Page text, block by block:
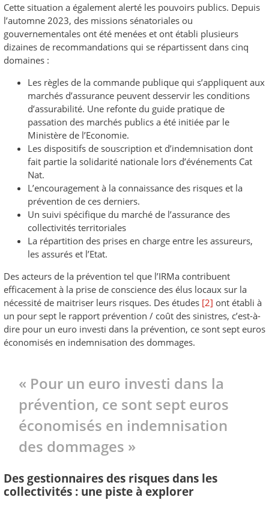
Cette situation a également alerté les pouvoirs publics. Depuis
l’automne 2023, des missions sénatoriales ou
gouvernementales ont été menées et ont établi plusieurs
dizaines de recommandations qui se répartissent dans cinq
domaines :
Les règles de la commande publique qui s’appliquent aux
marchés d’assurance peuvent desservir les conditions
d’assurabilité. Une refonte du guide pratique de
passation des marchés publics a été initiée par le
Ministère de l’Economie.
Les dispositifs de souscription et d’indemnisation dont
fait partie la solidarité nationale lors d’événements Cat
Nat.
L’encouragement à la connaissance des risques et la
prévention de ces derniers.
Un suivi spécifique du marché de l’assurance des
collectivités territoriales
La répartition des prises en charge entre les assureurs,
les assurés et l’Etat.
Des acteurs de la prévention tel que l’IRMa contribuent
efficacement à la prise de conscience des élus locaux sur la
nécessité de maitriser leurs risques. Des études [2] ont établi à
un pour sept le rapport prévention / coût des sinistres, c’est-à-
dire pour un euro investi dans la prévention, ce sont sept euros
économisés en indemnisation des dommages.
« Pour un euro investi dans la
prévention, ce sont sept euros
économisés en indemnisation
des dommages »
Des gestionnaires des risques dans les
collectivités : une piste à explorer